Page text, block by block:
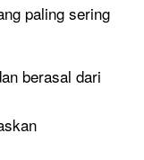
paling sering
berasal dari